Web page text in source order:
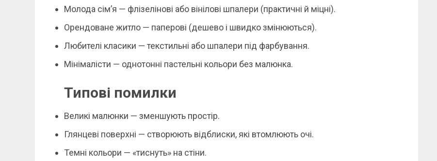
Молода сім’я — флізелінові або вінілові шпалери (практичні й міцні).
Орендоване житло — паперові (дешево і швидко змінюються).
Любителі класики — текстильні або шпалери під фарбування.
Мінімалісти — однотонні пастельні кольори без малюнка.
Типові помилки
Великі малюнки — зменшують простір.
Глянцеві поверхні — створюють відблиски, які втомлюють очі.
Темні кольори — «тиснуть» на стіни.